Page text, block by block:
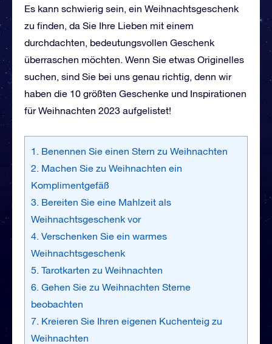
Es kann schwierig sein, ein Weihnachtsgeschenk
zu finden, da Sie Ihre Lieben mit einem
durchdachten, bedeutungsvollen Geschenk
überraschen möchten. Wenn Sie etwas Originelles
suchen, sind Sie bei uns genau richtig, denn wir
haben die 10 größten Geschenke und Inspirationen
für Weihnachten 2023 aufgelistet!
1. Benennen Sie einen Stern zu Weihnachten
2. Machen Sie zu Weihnachten ein
Komplimentgefäß
3. Bereiten Sie eine Mahlzeit als
Weihnachtsgeschenk vor
4. Verschenken Sie ein warmes
Weihnachtsgeschenk
5. Tarotkarten zu Weihnachten
6. Gehen Sie zu Weihnachten Sterne
beobachten
7. Kreieren Sie Ihren eigenen Kuchenteig zu
Weihnachten